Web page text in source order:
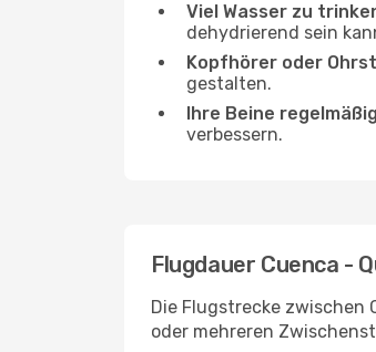
Viel Wasser zu
dehydrierend sein
Kopfhörer oder
gestalten.
Ihre Beine
verbessern.
Flugdauer Cuenca -
Die Flugstrecke zwischen
oder mehreren